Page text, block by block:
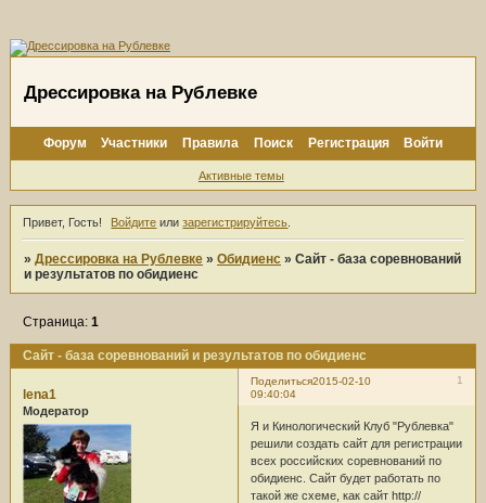
Дрессировка на Рублевке
Форум Участники Правила Поиск Регистрация Войти
Активные темы
Привет, Гость! Войдите илизарегистрируйтесь
»Дрессировка на Рублевке »Обидиенс »Сайт - база соревнований
и результатов по обидиенс
Сайт - база соревнований и результатов по обидиенс
Страница:1
Поделиться 1
2015-02-10
09:40:04
lena1
Модератор
Я и Кинологический Клуб "Рублевка"
решили создать сайт для регистрации
всех российских соревнований по
обидиенс. Сайт будет работать по
такой же схеме, как сайт http://